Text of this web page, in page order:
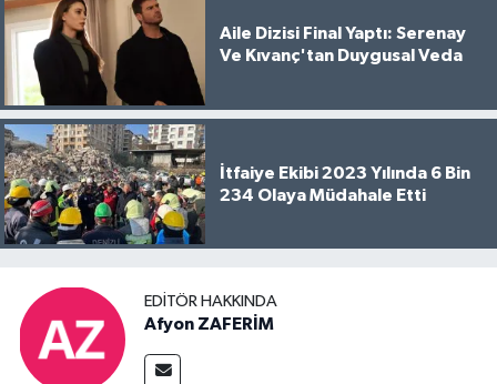
Aile Dizisi Final Yaptı: Serenay
Ve Kıvanç'tan Duygusal Veda
İtfaiye Ekibi 2023 Yılında 6 Bin
234 Olaya Müdahale Etti
EDITÖR HAKKINDA
Afyon ZAFERİM